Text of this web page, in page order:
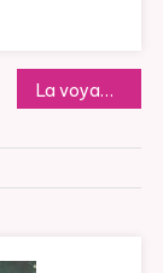
La voyance par téléphone peut-elle m’aider dans mes prises de décisions ?